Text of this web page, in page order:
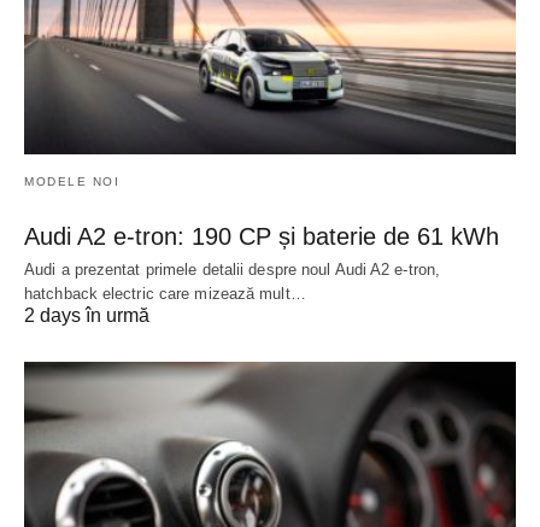
MODELE NOI
Audi A2 e-tron: 190 CP și baterie de 61 kWh
Audi a prezentat primele detalii despre noul Audi A2 e-tron,
hatchback electric care mizează mult…
2 days în urmă